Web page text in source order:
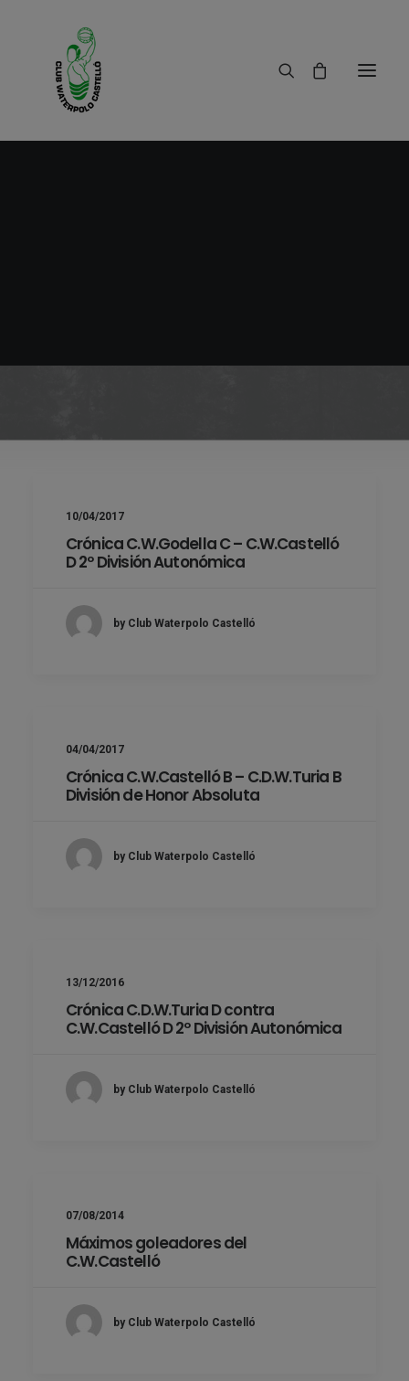
10/04/2017
Crónica C.W.Godella C – C.W.Castelló
D 2º División Autonómica
by Club Waterpolo Castelló
04/04/2017
Crónica C.W.Castelló B – C.D.W.Turia B
División de Honor Absoluta
by Club Waterpolo Castelló
13/12/2016
Crónica C.D.W.Turia D contra
C.W.Castelló D 2º División Autonómica
by Club Waterpolo Castelló
07/08/2014
Máximos goleadores del
C.W.Castelló
by Club Waterpolo Castelló